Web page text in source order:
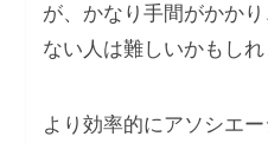
が、かなり手間がかか
ない人は難しいかもしれ
より効率的にアソシエ